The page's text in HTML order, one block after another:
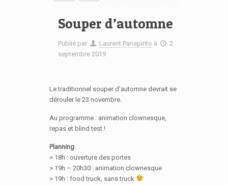
Souper d’automne
Publié par Laurent Panepinto à
2
septembre 2019
Le traditionnel souper d’automne devrait se
dérouler le 23 novembre.
Au programme : animation clownesque,
repas et blind test !
Planning
> 18h : ouverture des portes
> 19h – 20h30 : animation clownesque
> 19h : food truck, sans truck